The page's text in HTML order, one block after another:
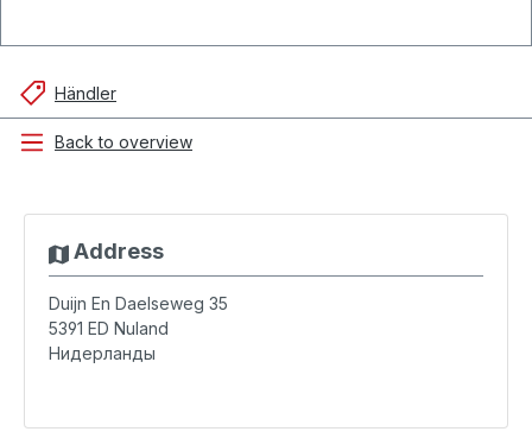
Händler
Back to overview
Address
Duijn En Daelseweg 35
5391 ED Nuland
Нидерланды